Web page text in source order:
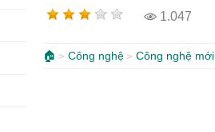
1.047
🏠 Công nghệ Công nghệ mới